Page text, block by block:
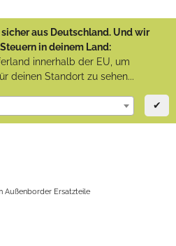
aus Deutschland. Und wir
in deinem Land:
innerhalb der EU, um
deinen Standort zu sehen...
✔
Außenborder Ersatzteile